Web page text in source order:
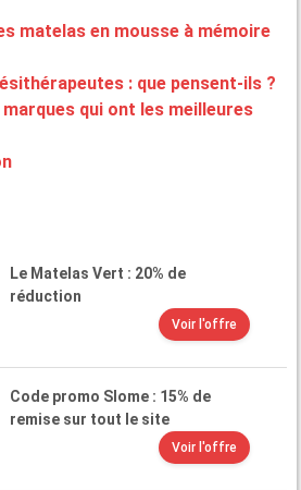
matelas en mousse à mémoire
: que pensent-ils ?
qui ont les meilleures
Le Matelas Vert : 20% de
réduction
Voir l'offre
Code promo Slome : 15% de
remise sur tout le site
Voir l'offre